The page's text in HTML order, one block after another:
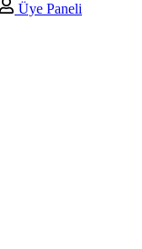
Üye Paneli